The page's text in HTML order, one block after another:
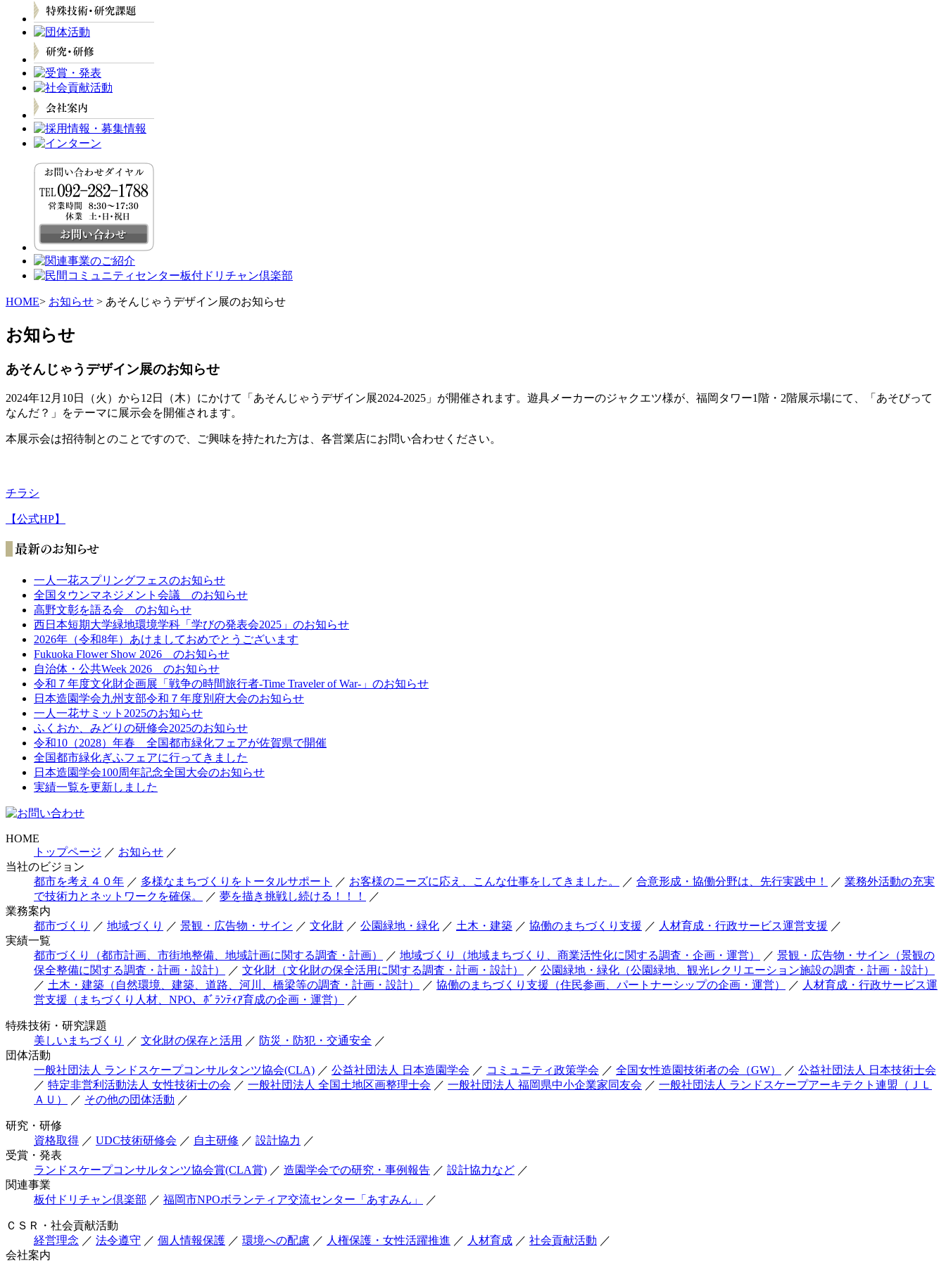
HOME> お知らせ > あそんじゃうデザイン展のお知らせ
お知らせ
あそんじゃうデザイン展のお知らせ
2024年12月10日（火）から12日（木）にかけて「あそんじゃうデザイン展2024-2025」が開催されます。遊具メーカーのジャクエツ様が、福岡タワー1階・2階展示場にて、「あそびって
なんだ？」をテーマに展示会を開催されます。
本展示会は招待制とのことですので、ご興味を持たれた方は、各営業店にお問い合わせください。
チラシ
【公式HP】
一人一花スプリングフェスのお知らせ
全国タウンマネジメント会議 のお知らせ
高野文彰を語る会 のお知らせ
西日本短期大学緑地環境学科「学びの発表会2025」のお知らせ
2026年（令和8年）あけましておめでとうございます
Fukuoka Flower Show 2026 のお知らせ
自治体・公共Week 2026 のお知らせ
令和７年度文化財企画展「戦争の時間旅行者-Time Traveler of War-」のお知らせ
日本造園学会九州支部令和７年度別府大会のお知らせ
一人一花サミット2025のお知らせ
ふくおか、みどりの研修会2025のお知らせ
令和10（2028）年春 全国都市緑化フェアが佐賀県で開催
全国都市緑化ぎふフェアに行ってきました
日本造園学会100周年記念全国大会のお知らせ
実績一覧を更新しました
HOME
トップページ ／ お知らせ ／
当社のビジョン
都市を考え４０年 ／ 多様なまちづくりをトータルサポート ／ お客様のニーズに応え、こんな仕事をしてきました。 ／ 合意形成・協働分野は、先行実践中！ ／ 業務外活動の充実
で技術力とネットワークを確保。
／ 夢を描き挑戦し続ける！！！
／
業務案内
都市づくり
／ 地域づくり ／ 景観・広告物・サイン ／ 文化財 ／ 公園緑地・緑化 ／ 土木・建築 ／ 協働のまちづくり支援 ／ 人材育成・行政サービス運営支援 ／
実績一覧
都市づくり（都市計画、市街地整備、地域計画に関する調査・計画）
／ 地域づくり（地域まちづくり、商業活性化に関する調査・企画・運営） ／ 景観・広告物・サイン（景観の
保全整備に関する調査・計画・設計）
／ 文化財（文化財の保全活用に関する調査・計画・設計） ／ 公園緑地・緑化（公園緑地、観光レクリエーション施設の調査・計画・設計）
／ 土木・建築（自然環境、建築、道路、河川、橋梁等の調査・計画・設計） ／ 協働のまちづくり支援（住民参画、パートナーシップの企画・運営） ／ 人材育成・行政サービス運
営支援（まちづくり人材、NPO、ﾎﾞﾗﾝﾃｨｱ育成の企画・運営）
／
特殊技術・研究課題
美しいまちづくり
／ 文化財の保存と活用 ／ 防災・防犯・交通安全 ／
団体活動
一般社団法人 ランドスケープコンサルタンツ協会(CLA) ／ 公益社団法人 日本造園学会 ／ コミュニティ政策学会 ／ 全国女性造園技術者の会（GW） ／ 公益社団法人 日本技術士会
／ 特定非営利活動法人 女性技術士の会 ／ 一般社団法人 全国土地区画整理士会 ／ 一般社団法人 福岡県中小企業家同友会 ／ 一般社団法人 ランドスケープアーキテクト連盟（ＪＬ
ＡＵ）
／ その他の団体活動 ／
研究・研修
資格取得 ／ UDC技術研修会 ／ 自主研修 ／ 設計協力 ／
受賞・発表
ランドスケープコンサルタンツ協会賞(CLA賞) ／ 造園学会での研究・事例報告 ／ 設計協力など ／
関連事業
板付ドリチャン倶楽部 ／ 福岡市NPOボランティア交流センター「あすみん」 ／
ＣＳＲ・社会貢献活動
経営理念 ／ 法令遵守 ／ 個人情報保護 ／ 環境への配慮 ／ 人権保護・女性活躍推進 ／ 人材育成 ／ 社会貢献活動 ／
会社案内